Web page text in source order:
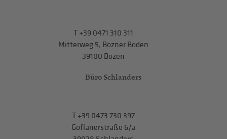
T+39 0471 310 311
Mitterweg 5, Bozner Boden
39100 Bozen
Büro Schlanders
T+39 0473 730 397
Göflanerstraße 6/a